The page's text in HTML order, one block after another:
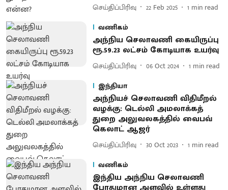
செய்திப்பிரிவு 22 Feb 2025 1 min read
வணிகம்
அந்நிய செலாவணி கையிருப்பு
ரூ.59.23 லட்சம் கோடியாக உயர்வு
செய்திப்பிரிவு 06 Oct 2024 1 min read
இந்தியா
அந்நியச் செலாவணி விதிமீறல்
வழக்கு: டெல்லி அமலாக்கத்
துறை அலுவலகத்தில் வைபவ்
கெலாட் ஆஜர்
செய்திப்பிரிவு 30 Oct 2023 1 min read
வணிகம்
இந்திய அந்நிய செலாவணி